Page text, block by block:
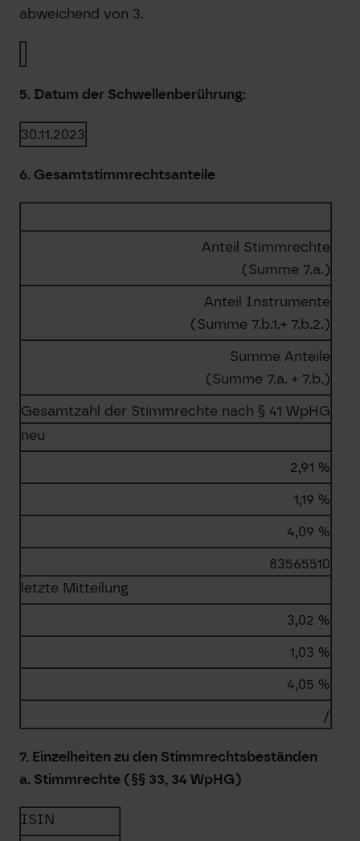
abweichend von 3.
5. Datum der Schwellenberührung:
30.11.2023
6. Gesamtstimmrechtsanteile
Anteil Stimmrechte
(Summe 7.a.)
Anteil Instrumente
(Summe 7.b.1.+ 7.b.2.)
Summe Anteile
(Summe 7.a. + 7.b.)
Gesamtzahl der Stimmrechte nach § 41 WpHG
neu
2,91 %
1,19 %
4,09 %
83565510
letzte Mitteilung
3,02 %
1,03 %
4,05 %
/
7. Einzelheiten zu den Stimmrechtsbeständen
a. Stimmrechte (§§ 33, 34 WpHG)
ISIN